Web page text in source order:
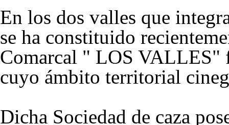
En los dos valles que
se ha constituido
Comarcal " LOS VALLES"
cuyo ámbito territorial
Dicha Sociedad de caza